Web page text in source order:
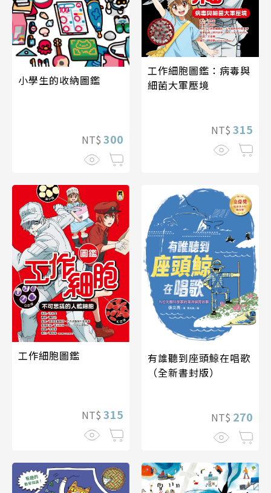
小學生的收納圖鑑
NT$ 300
工作細胞圖鑑：病毒與
細菌大軍壓境
NT$ 315
工作細胞圖鑑
NT$ 315
有誰聽到座頭鯨在唱歌
（全新書封版）
NT$ 270